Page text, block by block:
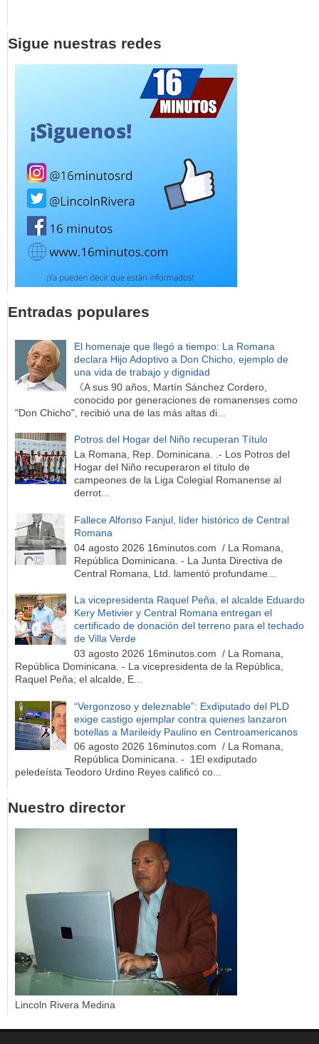
Sigue nuestras redes
Entradas populares
El homenaje que llegó a tiempo: La Romana
declara Hijo Adoptivo a Don Chicho, ejemplo de
una vida de trabajo y dignidad
《A sus 90 años, Martín Sánchez Cordero,
conocido por generaciones de romanenses como
"Don Chicho", recibió una de las más altas di...
Potros del Hogar del Niño recuperan Título
La Romana, Rep. Dominicana. .- Los Potros del
Hogar del Niño recuperaron el título de
campeones de la Liga Colegial Romanense al
derrot...
Fallece Alfonso Fanjul, líder histórico de Central
Romana
04 agosto 2026 16minutos.com / La Romana,
República Dominicana. - La Junta Directiva de
Central Romana, Ltd. lamentó profundame...
La vicepresidenta Raquel Peña, el alcalde Eduardo
Kery Metivier y Central Romana entregan el
certificado de donación del terreno para el techado
de Villa Verde
03 agosto 2026 16minutos.com / La Romana,
República Dominicana. - La vicepresidenta de la República,
Raquel Peña; el alcalde, E...
“Vergonzoso y deleznable”: Exdiputado del PLD
exige castigo ejemplar contra quienes lanzaron
botellas a Marileidy Paulino en Centroamericanos
06 agosto 2026 16minutos.com / La Romana,
República Dominicana. - 1El exdiputado
peledeísta Teodoro Urdino Reyes calificó co...
Nuestro director
Lincoln Rivera Medina